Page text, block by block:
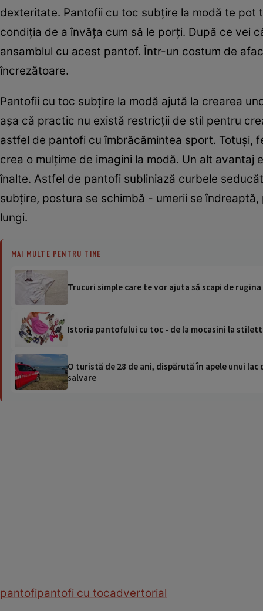
dexteritate. Pantofii cu toc subțire la modă te
condiția de a învăța cum să le porți. După ce vei
ansamblul cu acest pantof. Într-un costum de
încrezătoare.
Pantofii cu toc subțire la modă ajută la crearea
așa că practic nu există restricții de stil pentru
astfel de pantofi cu îmbrăcămintea sport. Totuși,
crea o mulțime de imagini la modă. Un alt
înalte. Astfel de pantofi subliniază curbele
subțire, postura se schimbă - umerii se
lungi.
MAI MULTE PENTRU TINE
Trucuri simple care te vor ajuta să scapi de
Istoria pantofului cu toc - de la mocasini la
O turistă de 28 de ani, dispărută în apele unui
salvare
pantofipantofi cu tocadvertorial